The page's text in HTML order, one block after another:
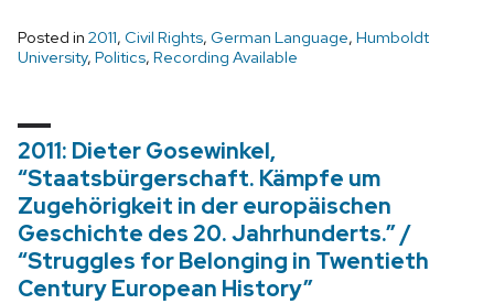
Posted in 2011, Civil Rights, German Language, Humboldt
University, Politics, Recording Available
2011: Dieter Gosewinkel,
“Staatsbürgerschaft. Kämpfe um
Zugehörigkeit in der europäischen
Geschichte des 20. Jahrhunderts.” /
“Struggles for Belonging in Twentieth
Century European History”